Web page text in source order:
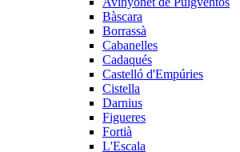
Bàscara
Borrassà
Cabanelles
Cadaqués
Castelló d'Empúries
Cistella
Darnius
Figueres
Fortià
L'Escala